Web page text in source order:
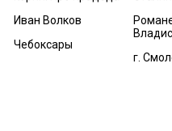
Иван Волков
Чебоксары
г.